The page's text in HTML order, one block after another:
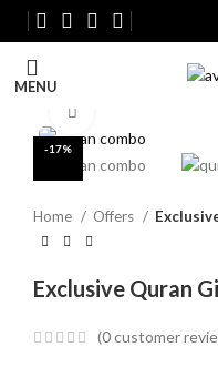
MENU
-17%
Home Offers
Exclusive Quran
(0customer